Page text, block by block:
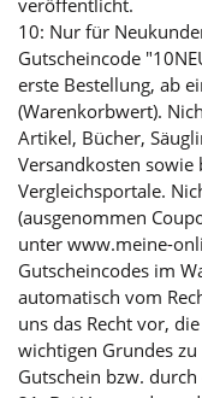
veröffentlicht.
10: Nur für
Gutscheincode
erste Bestellung, ab
(Warenkorbwert).
Artikel, Bücher,
Versandkosten
Vergleichsportale.
(ausgenommen
unter www.meine-
Gutscheincodes im
automatisch vom
uns das Recht vor,
wichtigen Grundes
Gutschein bzw.